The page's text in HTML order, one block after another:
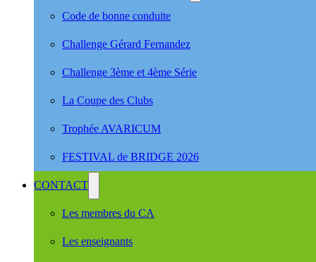
Code de bonne conduite
Challenge Gérard Fernandez
Challenge 3ème et 4ème Série
La Coupe des Clubs
Trophée AVARICUM
FESTIVAL de BRIDGE 2026
CONTACT
Les membres du CA
Les enseignants